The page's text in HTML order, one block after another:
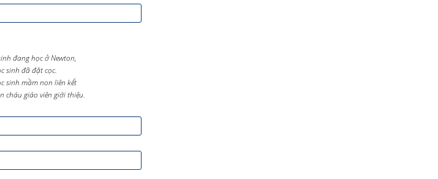
đang học ở Newton,
sinh đã đặt cọc.
sinh mầm non liên kết
cháu giáo viên giới thiệu.